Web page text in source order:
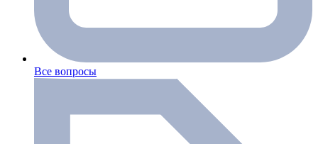
Все вопросы